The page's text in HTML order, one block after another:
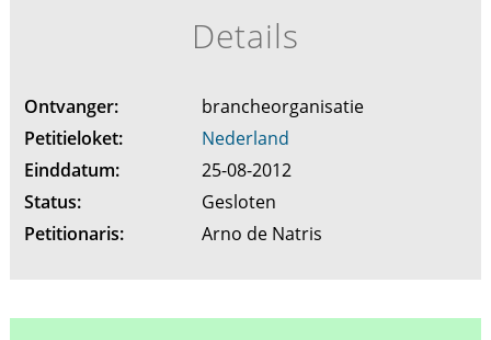
Details
Ontvanger:
brancheorganisatie
Petitieloket:
Nederland
Einddatum:
25-08-2012
Status:
Gesloten
Petitionaris:
Arno de Natris